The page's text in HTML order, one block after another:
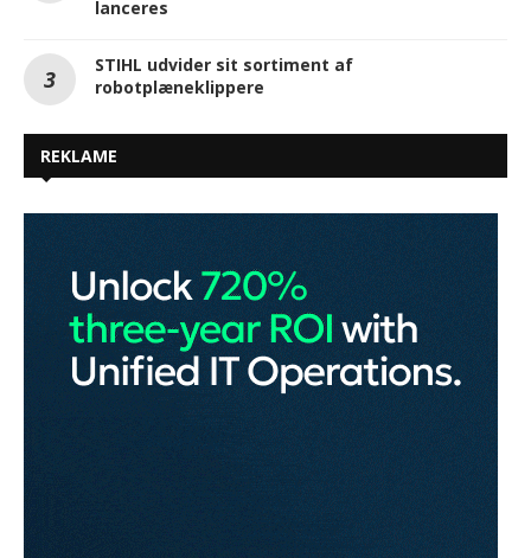
lanceres
STIHL udvider sit sortiment af
robotplæneklippere
REKLAME